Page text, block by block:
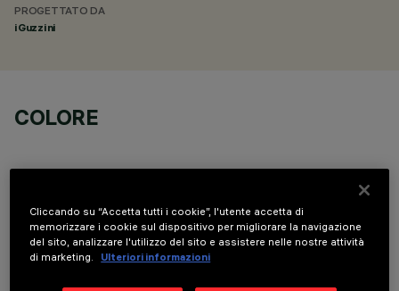
PROGETTATO DA
iGuzzini
COLORE
DATI TECNICI
Cliccando su “Accetta tutti i cookie”, l'utente accetta di
memorizzare i cookie sul dispositivo per migliorare la navigazione
del sito, analizzare l'utilizzo del sito e assistere nelle nostre attività
di marketing.
Ulteriori informazioni